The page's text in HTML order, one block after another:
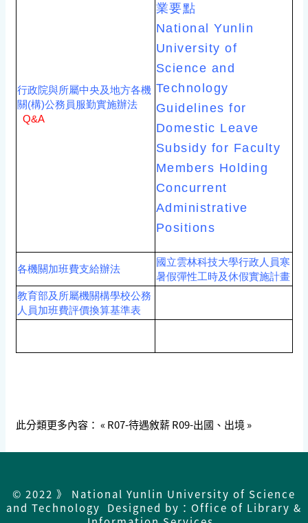
行政院與所屬中央及地方各機
關(構)公務員服勤實施辦法
Q&A
業要點
National Yunlin
University of
Science and
Technology
Guidelines for
Domestic Leave
Subsidy for Faculty
Members Holding
Concurrent
Administrative
Positions
各機關加班費支給辦法
國立雲林科技大學行政人員寒
暑假彈性工時及休假實施計畫
教育部及所屬機關構學校公務
人員加班費評價換算基準表
此分類更多內容： « R07-待遇敘薪 R09-出國、出境 »
© 2022 》 National Yunlin University of Science
and Technology Designed by：Office of Library &